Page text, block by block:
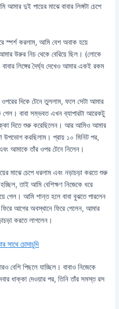
দুই পায়ের মাঝে বাবার লিঙ্গটা চেপে
স্পর্শ করলাম, আমি বেশ অবাক হয়ে
উরুর নিচ থেকে বেরিয়ে ছিল। (লোকে
লিঙ্গের দৈর্ঘ্য দেখেও আমার একই রকম
ওপরের দিকে টেনে তুললাম, ফলে সেটা আমার
বাবা সম্ভবত এখন ব্যাপারটা আরেকটু
দিতে শুরু করেছিলেন। আর আমিও আমার
উপভোগ করছিলাম। প্রায় ১০ মিনিট পর,
আমাকে তাঁর ওপর টেনে নিলেন।
মাঝে চেপে ধরলাম এবং নড়াচড়া করতে শুরু
তাই আমি বেশিক্ষণ নিজেকে ধরে
গেল। আমি শান্ত হলে বাবা বুঝতে পারলেন
ফিরে আগের অবস্থানে ফিরে গেলেন, আমার
করতে লাগলেন।
সাথে চোদাচুদি
বেশি পিছলে যাচ্ছিল। বাবাও নিজেকে
ধাক্কা দেওয়ার পর, তিনি তাঁর সমস্ত রস